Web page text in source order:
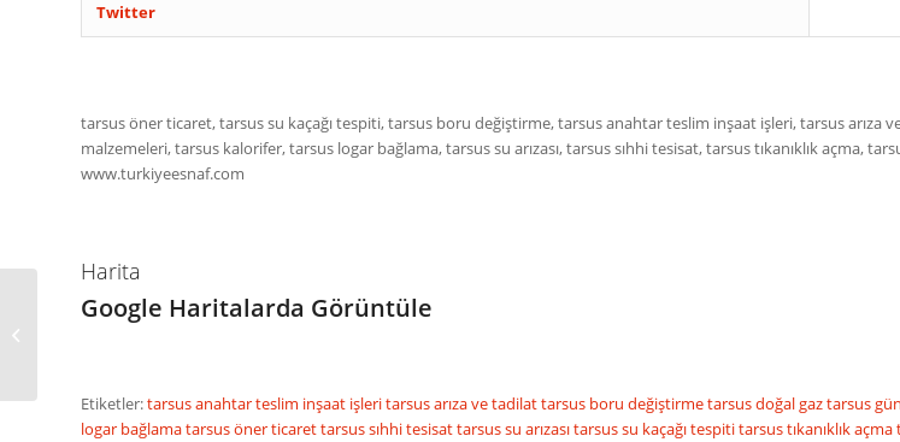
Twitter
tarsus öner ticaret, tarsus su kaçağı tespiti, tarsus boru değiştirme, tarsus anahtar teslim inşaat işleri, tarsus
malzemeleri, tarsus kalorifer, tarsus logar bağlama, tarsus su arızası, tarsus sıhhi tesisat, tarsus tıkanıklık açma,
www.turkiyeesnaf.com
Harita
Google Haritalarda Görüntüle
Etiketler:tarsus anahtar teslim inşaat işleritarsus arıza ve tadilattarsus boru değiştirmetarsus doğal gaztarsus
logar bağlamatarsus öner ticarettarsus sıhhi tesisattarsus su arızasıtarsus su kaçağı tespititarsus tıkanıklık açma